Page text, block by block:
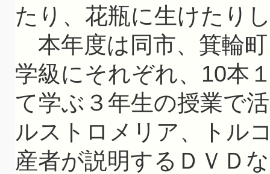
たり、花瓶に生けたり
本年度は同市、箕輪
学級にそれぞれ、10本
て学ぶ３年生の授業で
ルストロメリア、トル
産者が説明するＤＶＤ